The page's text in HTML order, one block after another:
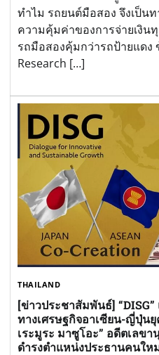
ทำไม รถยนต์มือสอง จึงเป็น
ความคุ้มค่าของการจ่ายเงิน
รถมือสองคุ้มกว่ารถป้ายแดง
Research […]
THAILAND
[ข่าวประชาสัมพันธ์]
ทางเศรษฐกิจอาเซียน-ญี่ปุ่น
เระมูระ มาซูโอะ” อดีตเลข
ดำรงตำแหน่งประธานคนให